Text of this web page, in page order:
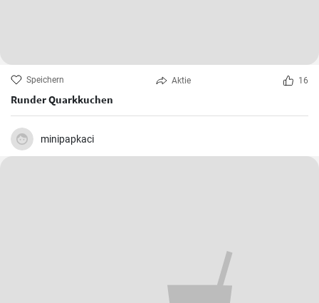
Speichern Aktie 16
Runder Quarkkuchen
minipapkaci